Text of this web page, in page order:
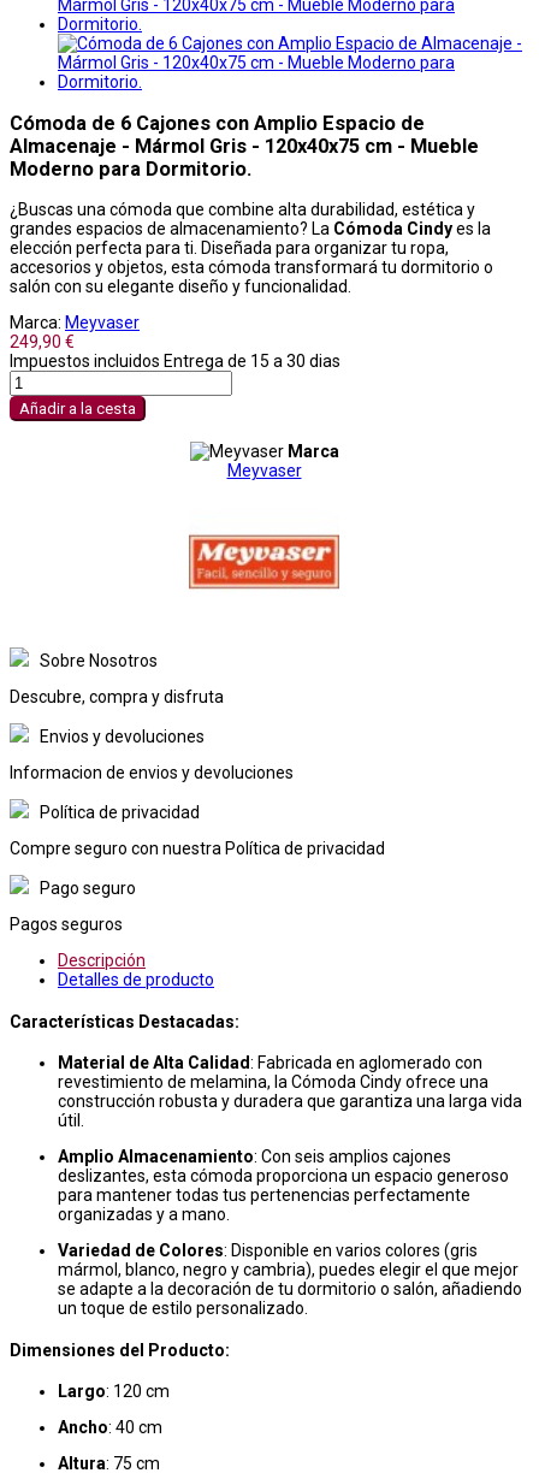
Cómoda de 6 Cajones con Amplio Espacio de
Almacenaje - Mármol Gris - 120x40x75 cm - Mueble
Moderno para Dormitorio.
¿Buscas una cómoda que combine alta durabilidad, estética y
grandes espacios de almacenamiento? La Cómoda Cindyes la
elección perfecta para ti. Diseñada para organizar tu ropa,
accesorios y objetos, esta cómoda transformará tu dormitorio o
salón con su elegante diseño y funcionalidad.
Marca: Meyvaser
249,90 €
Impuestos incluidos Entrega de 15 a 30 dias
Añadir a la cesta
Marca
Meyvaser
Sobre Nosotros
Descubre, compra y disfruta
Envios y devoluciones
Informacion de envios y devoluciones
Política de privacidad
Compre seguro con nuestra Política de privacidad
Pago seguro
Pagos seguros
Descripción
Detalles de producto
Características Destacadas:
Material de Alta Calidad: Fabricada en aglomerado con
revestimiento de melamina, la Cómoda Cindy ofrece una
construcción robusta y duradera que garantiza una larga vida
útil.
Amplio Almacenamiento: Con seis amplios cajones
deslizantes, esta cómoda proporciona un espacio generoso
para mantener todas tus pertenencias perfectamente
organizadas y a mano.
Variedad de Colores: Disponible en varios colores (gris
mármol, blanco, negro y cambria), puedes elegir el que mejor
se adapte a la decoración de tu dormitorio o salón, añadiendo
un toque de estilo personalizado.
Dimensiones del Producto:
Largo: 120 cm
Ancho: 40 cm
Altura: 75 cm